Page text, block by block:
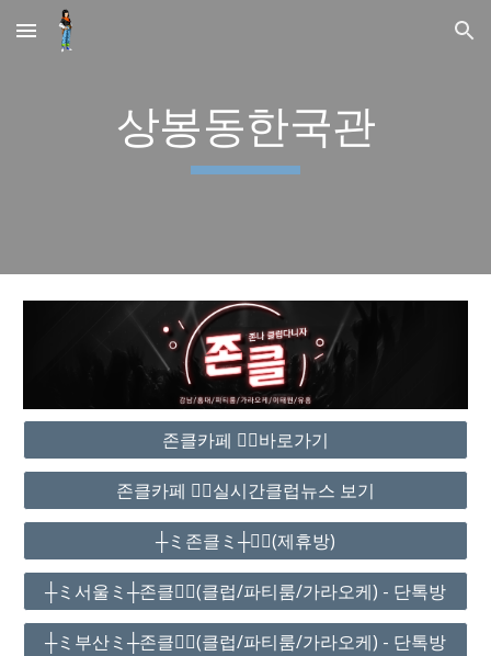
Skip to main content Skip to navigation
상봉동한국관
존클카페 ❤️‍🔥바로가기
존클카페 ❤️‍🔥실시간클럽뉴스 보기
┼ミ존클ミ┼❤️‍🔥(제휴방)
┼ミ서울ミ┼존클❤️‍🔥(클럽/파티룸/가라오케) - 단톡방
┼ミ부산ミ┼존클❤️‍🔥(클럽/파티룸/가라오케) - 단톡방